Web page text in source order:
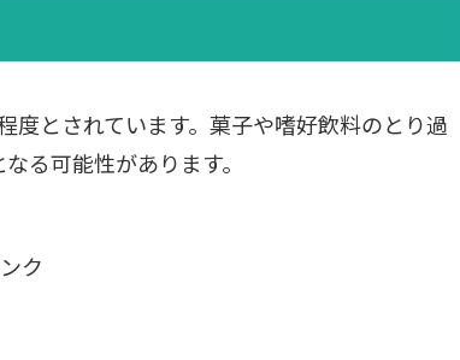
とされています。菓子や嗜好飲料のとり過
る可能性があります。
ク